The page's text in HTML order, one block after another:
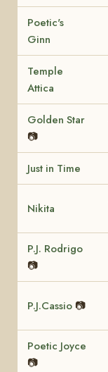
Poetic's
Ginn
Temple
Attica
Golden Star
📷
Just in Time
Nikita
P.J. Rodrigo
📷
P.J.Cassio 📷
Poetic Joyce
📷